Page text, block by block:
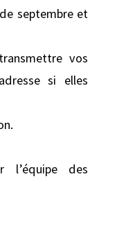
septembre et
vos
si elles
l’équipe des